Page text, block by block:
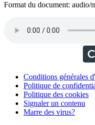
Format du document: audio/
Conditions générales
Politique de
Politique des cookies
Signaler un contenu
Marre des virus?